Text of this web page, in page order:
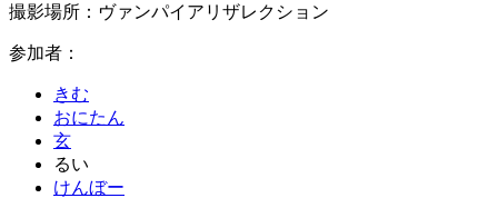
撮影場所：ヴァンパイアリザレクション
参加者：
きむ
おにたん
玄
るい
けんぼー